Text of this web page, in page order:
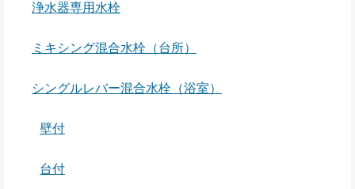
浄水器専用水栓
ミキシング混合水栓（台所）
シングルレバー混合水栓（浴室）
壁付
台付